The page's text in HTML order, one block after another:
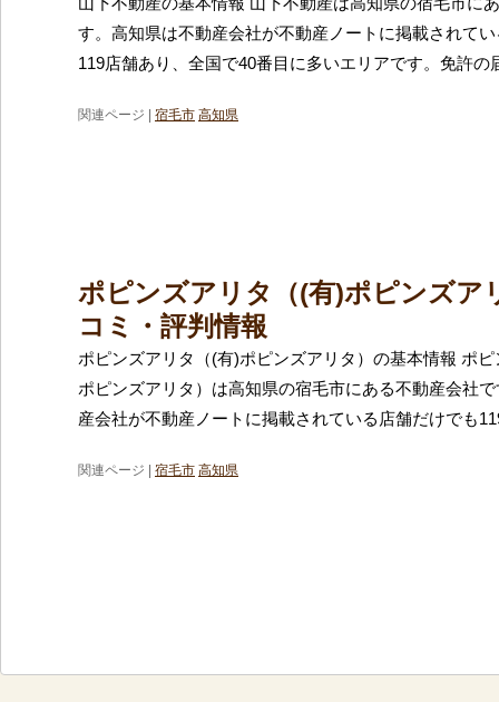
す。高知県は不動産会社が不動産ノートに掲載されて
119店舗あり、全国で40番目に多いエリアです。免許の
関連ページ | 宿毛市 高知県
ポピンズアリタ（(有)ポピンズア
コミ・評判情報
ポピンズアリタ（(有)ポピンズアリタ）の基本情報 ポ
ポピンズアリタ）は高知県の宿毛市にある不動産会社
産会社が不動産ノートに掲載されている店舗だけでも
関連ページ | 宿毛市 高知県